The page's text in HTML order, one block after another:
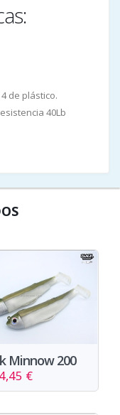
de plástico.
40Lb
Minnow 200
4,45 €